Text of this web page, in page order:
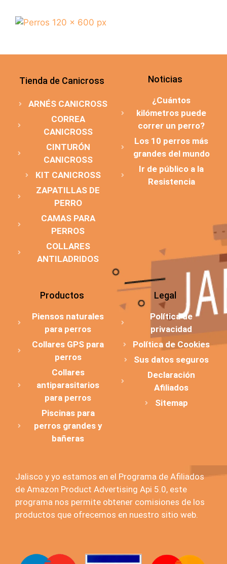
Tienda de Canicross
ARNÉS CANICROSS
CORREA
CANICROSS
CINTURÓN
CANICROSS
KIT CANICROSS
ZAPATILLAS DE
PERRO
CAMAS PARA
PERROS
COLLARES
ANTILADRIDOS
Noticias
¿Cuántos
kilómetros puede
correr un perro?
Los 10 perros más
grandes del mundo
Ir de público a la
Resistencia
Productos
Piensos naturales
para perros
Collares GPS para
perros
Collares
antiparasitarios
para perros
Piscinas para
perros grandes y
bañeras
Legal
Política de
privacidad
Política de Cookies
Sus datos seguros
Declaración
Afiliados
Sitemap
Jalisco y yo estamos en el Programa de Afiliados
de Amazon Product Advertising Api 5.0, este
programa nos permite obtener comisiones de los
productos que ofrecemos en nuestro sitio web.